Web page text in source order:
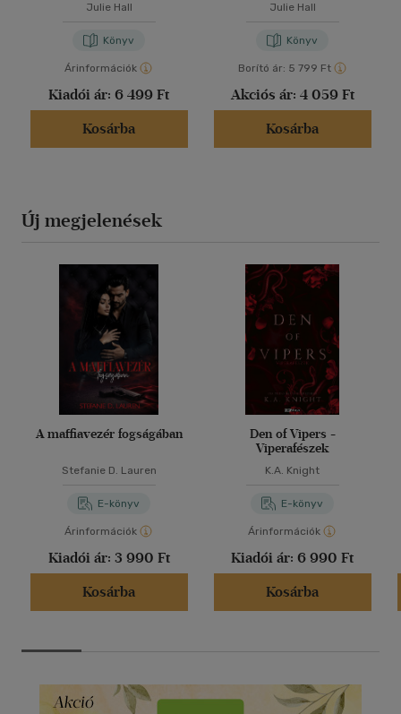
Julie Hall
Könyv
Árinformációk
Kiadói ár: 6 499 Ft
Kosárba
Julie Hall
Könyv
Borító ár: 5 799 Ft
Akciós ár: 4 059 Ft
Kosárba
Új megjelenések
A maffiavezér fogságában
Stefanie D. Lauren
E-könyv
Árinformációk
Kiadói ár: 3 990 Ft
Kosárba
Den of Vipers -
Viperafészek
K.A. Knight
E-könyv
Árinformációk
Kiadói ár: 6 990 Ft
Kosárba